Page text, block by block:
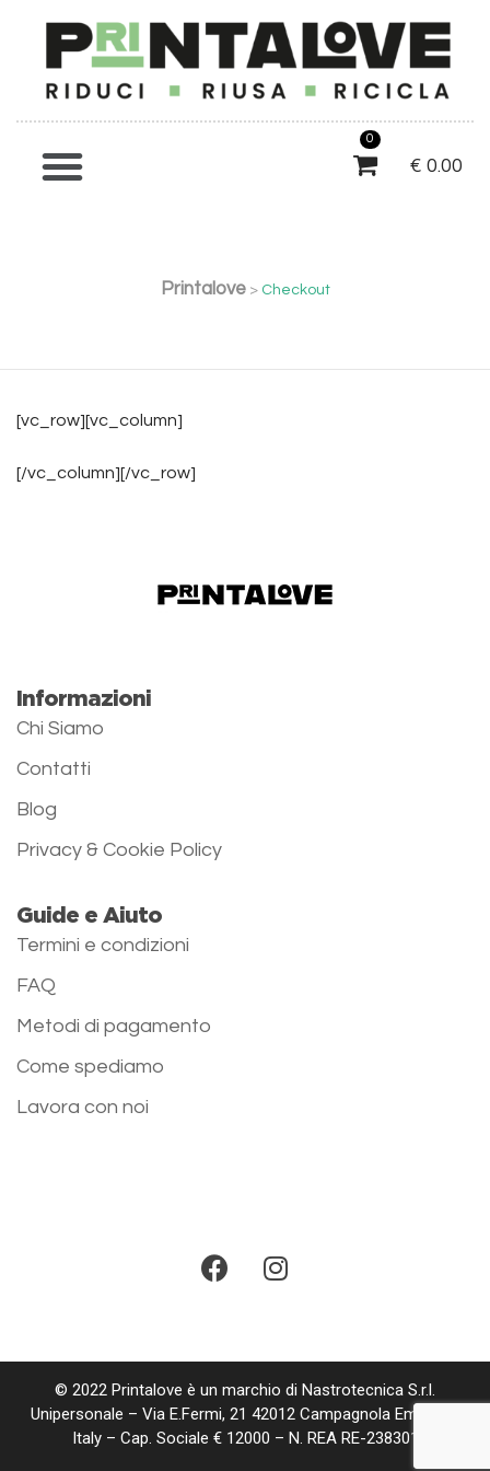
€ 0.00
0
Printalove> Checkout
[vc_row][vc_column]
[/vc_column][/vc_row]
Informazioni
Chi Siamo
Contatti
Blog
Privacy & Cookie Policy
Guide e Aiuto
Termini e condizioni
FAQ
Metodi di pagamento
Come spediamo
Lavora con noi
© 2022 Printalove è un marchio di Nastrotecnica S.r.l.
Unipersonale – Via E.Fermi, 21 42012 Campagnola Emilia RE
Italy – Cap. Sociale € 12000 – N. REA RE-238301